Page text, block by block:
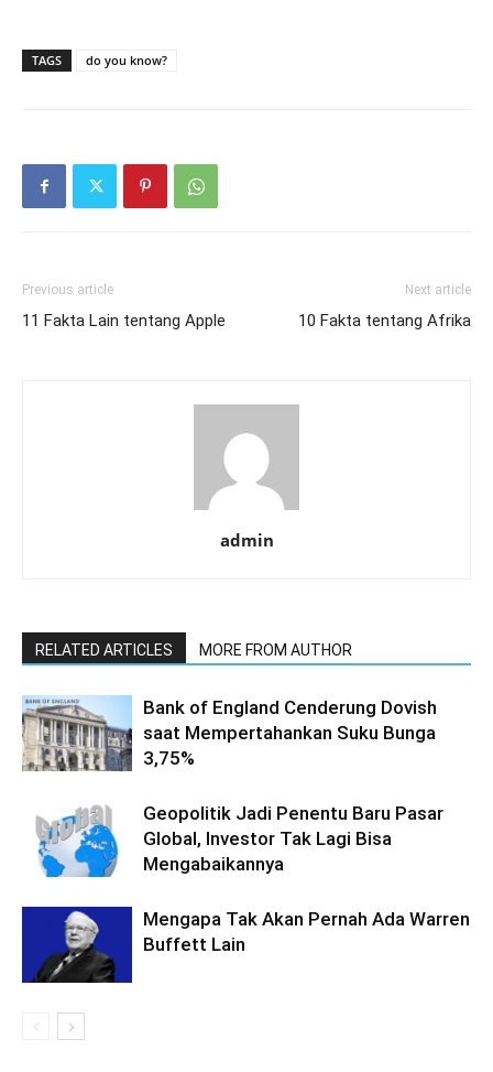
TAGS do you know?
Previous article
11 Fakta Lain tentang Apple
Next article
10 Fakta tentang Afrika
admin
RELATED ARTICLES MORE FROM AUTHOR
Bank of England Cenderung Dovish
saat Mempertahankan Suku Bunga
3,75%
Geopolitik Jadi Penentu Baru Pasar
Global, Investor Tak Lagi Bisa
Mengabaikannya
Mengapa Tak Akan Pernah Ada Warren
Buffett Lain